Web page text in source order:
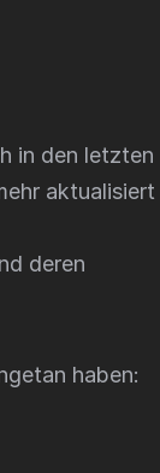
in den letzten
aktualisiert
deren
haben: